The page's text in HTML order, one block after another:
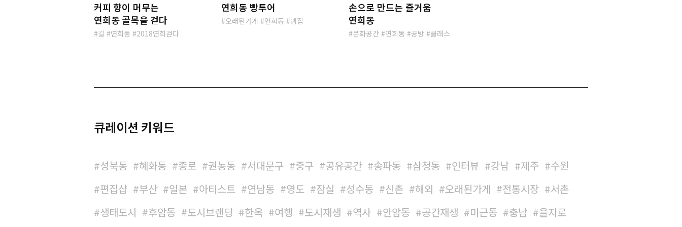
커피 향이 머무는
연희동 골목을 걷다
길 연희동 2018연희걷다
연희동 빵투어
오래된가게 연희동 빵집
손으로 만드는 즐거움
연희동
문화공간 연희동 공방 클래스
큐레이션 키워드
성북동 혜화동 종로 권농동 서대문구 중구 공유공간 송파동 삼청동 인터뷰 강남 제주
수원
편집샵
부산 일본 아티스트 연남동 영도 잠실 성수동 신촌 해외 오래된가게 전통시장
서촌
생태도시
후암동 도시브랜딩 한옥 여행 도시재생 역사 안암동 공간재생 미근동 충남 을지로